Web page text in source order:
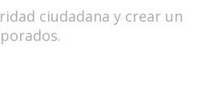
ciudadana y crear un